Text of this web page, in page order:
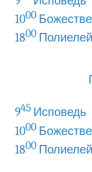
1000
1800 Полиелей
945 Исповедь
1000
1800 Полиелей